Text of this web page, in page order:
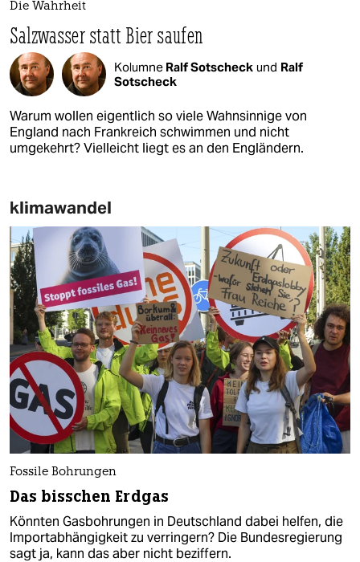
Die Wahrheit
Salzwasser statt Bier saufen
Kolumne Ralf Sotscheck und Ralf
Sotscheck
Warum wollen eigentlich so viele Wahnsinnige von
England nach Frankreich schwimmen und nicht
umgekehrt? Vielleicht liegt es an den Engländern.
klimawandel
Fossile Bohrungen
Das bisschen Erdgas
Könnten Gasbohrungen in Deutschland dabei helfen, die
Importabhängigkeit zu verringern? Die Bundesregierung
sagt ja, kann das aber nicht beziffern.